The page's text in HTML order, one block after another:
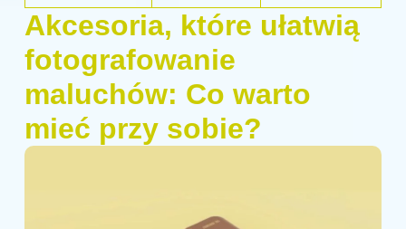
Akcesoria, które ułatwią
fotografowanie
maluchów: Co warto
mieć przy sobie?